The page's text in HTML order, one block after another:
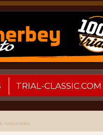
TRIAL-CLASSIC.COM
nationales